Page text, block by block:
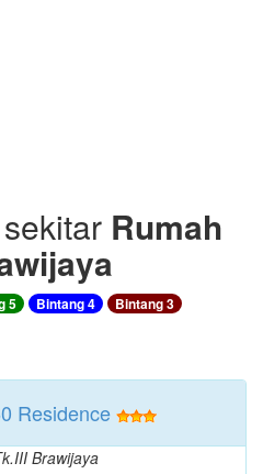
Rumah
5 Bintang 4
Bintang 3
Residence
Brawijaya